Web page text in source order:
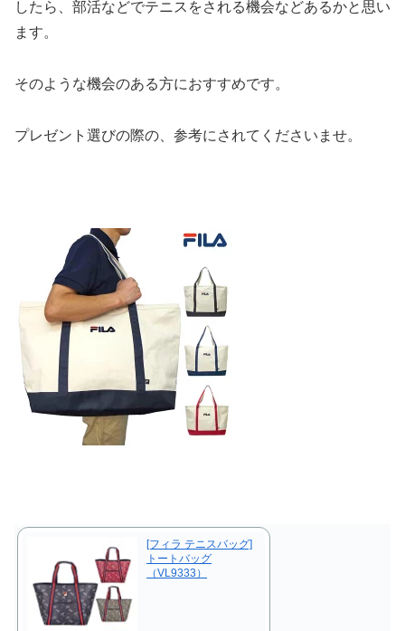
したら、部活などでテニスをされる機会などあるかと思い
ます。
そのような機会のある方におすすめです。
プレゼント選びの際の、参考にされてくださいませ。
[フィラ テニスバッグ]
トートバッグ
（VL9333）